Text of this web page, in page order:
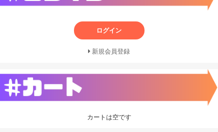
ログイン
新規会員登録
カートは空です